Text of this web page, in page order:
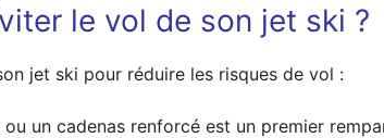
le vol de son jet ski ?
jet ski pour réduire les risques de vol :
ou un cadenas renforcé est un premier